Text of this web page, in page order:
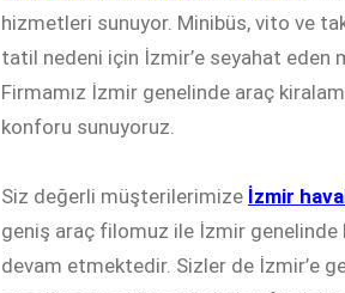
hizmetleri sunuyor. Minibüs, vito ve
tatil nedeni için İzmir’e seyahat
Firmamız İzmir genelinde araç
konforu sunuyoruz.
Siz değerli müşterilerimize İzmir
geniş araç filomuz ile İzmir
devam etmektedir. Sizler de İzmir’e